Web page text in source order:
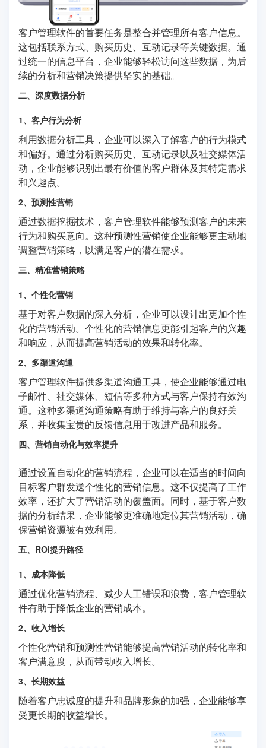
客户管理软件的首要任务是整合并管理所有客户信息。
这包括联系方式、购买历史、互动记录等关键数据。通
过统一的信息平台，企业能够轻松访问这些数据，为后
续的分析和营销决策提供坚实的基础。
二、深度数据分析
1、客户行为分析
利用数据分析工具，企业可以深入了解客户的行为模式
和偏好。通过分析购买历史、互动记录以及社交媒体活
动，企业能够识别出最有价值的客户群体及其特定需求
和兴趣点。
2、预测性营销
通过数据挖掘技术，客户管理软件能够预测客户的未来
行为和购买意向。这种预测性营销使企业能够更主动地
调整营销策略，以满足客户的潜在需求。
三、精准营销策略
1、个性化营销
基于对客户数据的深入分析，企业可以设计出更加个性
化的营销活动。个性化的营销信息更能引起客户的兴趣
和响应，从而提高营销活动的效果和转化率。
2、多渠道沟通
客户管理软件提供多渠道沟通工具，使企业能够通过电
子邮件、社交媒体、短信等多种方式与客户保持有效沟
通。这种多渠道沟通策略有助于维持与客户的良好关
系，并收集宝贵的反馈信息用于改进产品和服务。
四、营销自动化与效率提升
通过设置自动化的营销流程，企业可以在适当的时间向
目标客户群发送个性化的营销信息。这不仅提高了工作
效率，还扩大了营销活动的覆盖面。同时，基于客户数
据的分析结果，企业能够更准确地定位其营销活动，确
保营销资源被有效利用。
五、ROI提升路径
1、成本降低
通过优化营销流程、减少人工错误和浪费，客户管理软
件有助于降低企业的营销成本。
2、收入增长
个性化营销和预测性营销能够提高营销活动的转化率和
客户满意度，从而带动收入增长。
3、长期效益
随着客户忠诚度的提升和品牌形象的加强，企业能够享
受更长期的收益增长。